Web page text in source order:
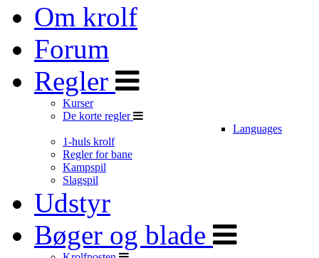
Om krolf
Forum
Regler
Kurser
De korte regler
Languages
1-huls krolf
Regler for bane
Kampspil
Slagspil
Udstyr
Bøger og blade